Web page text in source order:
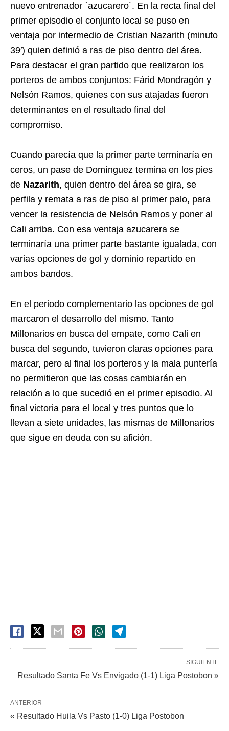
nuevo entrenador `azucarero´. En la recta final del
primer episodio el conjunto local se puso en
ventaja por intermedio de Cristian Nazarith (minuto
39′) quien definió a ras de piso dentro del área.
Para destacar el gran partido que realizaron los
porteros de ambos conjuntos: Fárid Mondragón y
Nelsón Ramos, quienes con sus atajadas fueron
determinantes en el resultado final del
compromiso.
Cuando parecía que la primer parte terminaría en
ceros, un pase de Domínguez termina en los pies
de Nazarith, quien dentro del área se gira, se
perfila y remata a ras de piso al primer palo, para
vencer la resistencia de Nelsón Ramos y poner al
Cali arriba. Con esa ventaja azucarera se
terminaría una primer parte bastante igualada, con
varias opciones de gol y dominio repartido en
ambos bandos.
En el periodo complementario las opciones de gol
marcaron el desarrollo del mismo. Tanto
Millonarios en busca del empate, como Cali en
busca del segundo, tuvieron claras opciones para
marcar, pero al final los porteros y la mala puntería
no permitieron que las cosas cambiarán en
relación a lo que sucedió en el primer episodio. Al
final victoria para el local y tres puntos que lo
llevan a siete unidades, las mismas de Millonarios
que sigue en deuda con su afición.
SIGUIENTE
Resultado Santa Fe Vs Envigado (1-1) Liga Postobon »
ANTERIOR
« Resultado Huila Vs Pasto (1-0) Liga Postobon